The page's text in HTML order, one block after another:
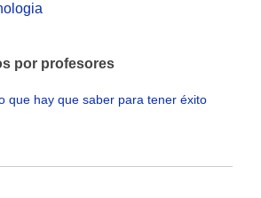
por profesores
que hay que saber para tener éxito